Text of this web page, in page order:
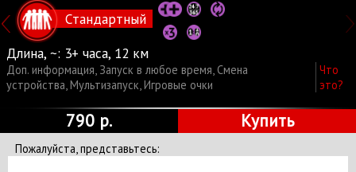
Стандартный
Длина, ~: 3+ часа, 12 км
Доп. информация, Запуск в любое время, Смена
устройства,Мультизапуск,Игровые очки
Что
это?
790 р. Купить
Пожалуйста, представьтесь: